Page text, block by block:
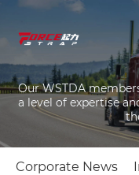
Our WSTDA
a level of expertise
Corporate News